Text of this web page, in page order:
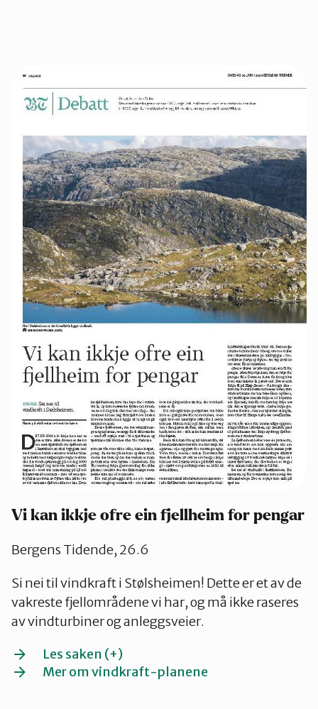
Vi kan ikkje ofre ein fjellheim for pengar
Bergens Tidende, 26.6
Si nei til vindkraft i Stølsheimen! Dette er et av de
vakreste fjellområdene vi har, og må ikke raseres
av vindturbiner og anleggsveier.
Les saken (+)
Mer om vindkraft-planene